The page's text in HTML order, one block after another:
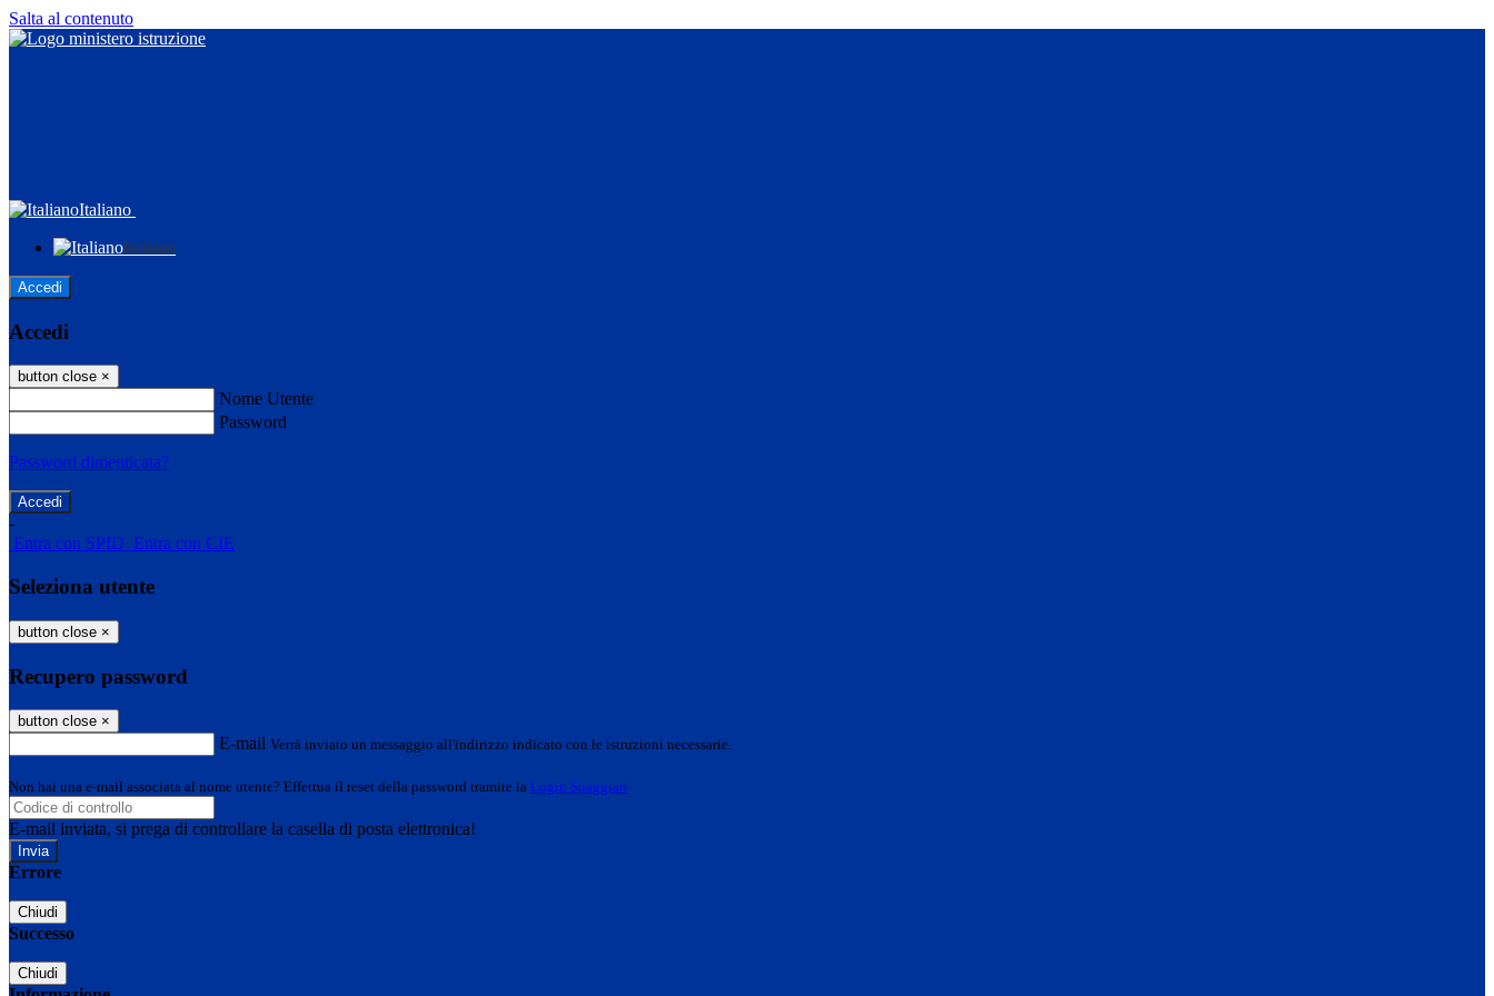
Salta al contenuto
Italiano
Italiano
Accedi
Accedi
button close ×
Nome Utente
Password
Password dimenticata?
-
Entra con SPID Entra con CIE
Seleziona utente
button close ×
Recupero password
button close ×
E-mail Verrà inviato un messaggio all'indirizzo indicato con le istruzioni necessarie.
Non hai una e-mail associata al nome utente? Effettua il reset della password tramite la Login Spaggiari
E-mail inviata, si prega di controllare la casella di posta elettronica!
Errore
Chiudi
Successo
Chiudi